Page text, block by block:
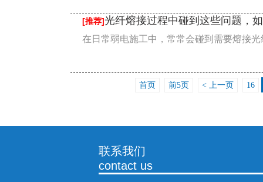
[推荐]光纤熔接过程中碰到这些问题，
在日常弱电施工中，常常会碰到需要熔接
首页 前5页 < 上一页 16
联系我们
contact us